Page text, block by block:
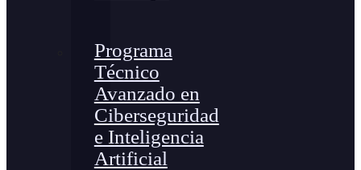
Programa
Técnico
Avanzado en
Ciberseguridad
e Inteligencia
Artificial